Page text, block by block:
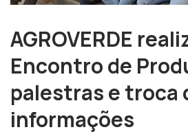
AGROVERDE
Encontro de
palestras e troca
informações